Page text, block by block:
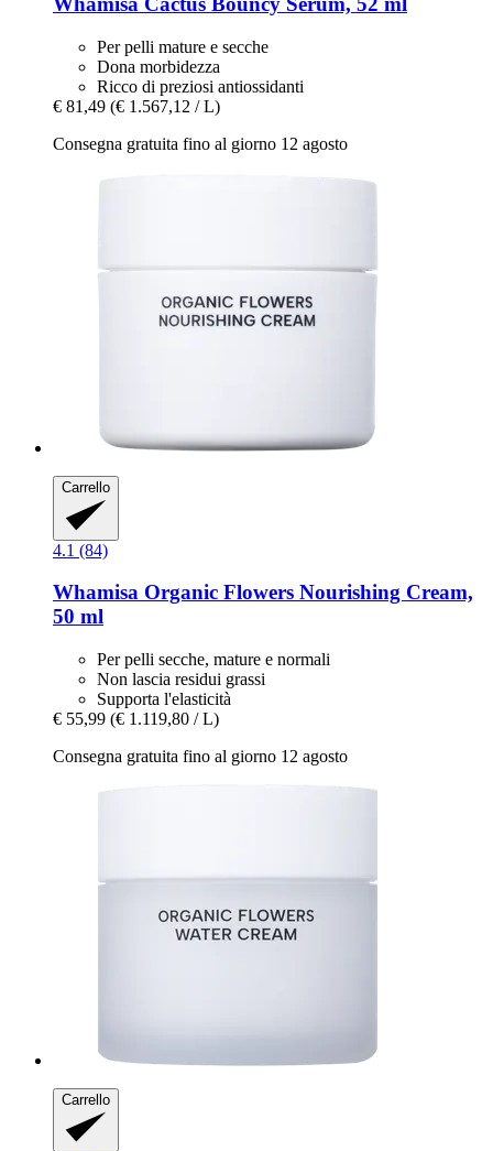
Per pelli mature e secche
Dona morbidezza
Ricco di preziosi antiossidanti
€ 81,49 (€ 1.567,12 / L)
Consegna gratuita fino al giorno 12 agosto
Carrello
4.1 (84)
Whamisa Organic Flowers Nourishing Cream,
50 ml
Per pelli secche, mature e normali
Non lascia residui grassi
Supporta l'elasticità
€ 55,99 (€ 1.119,80 / L)
Consegna gratuita fino al giorno 12 agosto
Carrello